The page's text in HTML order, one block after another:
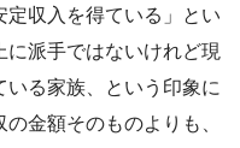
定収入を得ている」とい
に派手ではないけれど現
る家族、という印象に
金額そのものよりも、